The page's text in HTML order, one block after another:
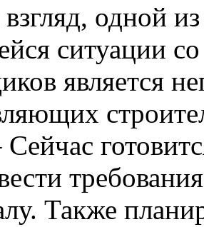
одной
ситуации со
является
Также